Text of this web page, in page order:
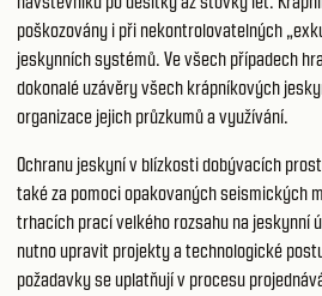
poškozovány i při nekontrolovatelných
jeskynních systémů. Ve všech případech
dokonalé uzávěry všech krápníkových
organizace jejich průzkumů a využívání.
Ochranu jeskyní v blízkosti dobývacích
také za pomoci opakovaných seismických
trhacích prací velkého rozsahu na jeskynní
nutno upravit projekty a technologické
požadavky se uplatňují v procesu